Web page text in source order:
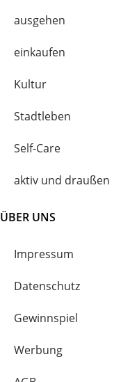
ausgehen
einkaufen
Kultur
Stadtleben
Self-Care
aktiv und draußen
ÜBER UNS
Impressum
Datenschutz
Gewinnspiel
Werbung